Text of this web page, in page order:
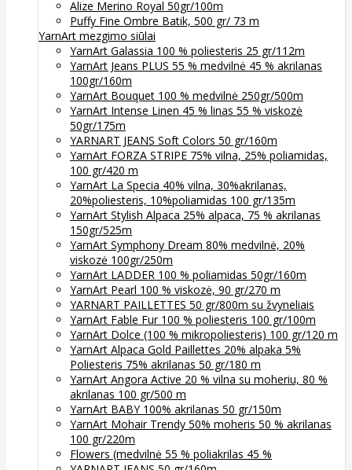
Alize Merino Royal 50gr/100m
Puffy Fine Ombre Batik, 500 gr/ 73 m
YarnArt mezgimo siūlai
YarnArt Galassia 100 % poliesteris 25 gr/112m
YarnArt Jeans PLUS 55 % medvilnė 45 % akrilanas
100gr/160m
YarnArt Bouquet 100 % medvilnė 250gr/500m
YarnArt Intense Linen 45 % linas 55 % viskozė
50gr/175m
YARNART JEANS Soft Colors 50 gr/160m
YarnArt FORZA STRIPE 75% vilna, 25% poliamidas,
100 gr/420 m
YarnArt La Specia 40% vilna, 30%akrilanas,
20%poliesteris, 10%poliamidas 100 gr/135m
YarnArt Stylish Alpaca 25% alpaca, 75 % akrilanas
150gr/525m
YarnArt Symphony Dream 80% medvilnė, 20%
viskozė 100gr/250m
YarnArt LADDER 100 % poliamidas 50gr/160m
YarnArt Pearl 100 % viskozė, 90 gr/270 m
YARNART PAILLETTES 50 gr/800m su žvyneliais
YarnArt Fable Fur 100 % poliesteris 100 gr/100m
YarnArt Dolce (100 % mikropoliesteris) 100 gr/120 m
YarnArt Alpaca Gold Paillettes 20% alpaka 5%
Poliesteris 75% akrilanas 50 gr/180 m
YarnArt Angora Active 20 % vilna su moheriu, 80 %
akrilanas 100 gr/500 m
YarnArt BABY 100% akrilanas 50 gr/150m
YarnArt Mohair Trendy 50% moheris 50 % akrilanas
100 gr/220m
Flowers (medvilnė 55 % poliakrilas 45 %